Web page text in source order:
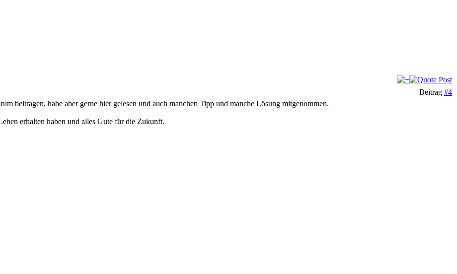
Beitrag #4
beitragen, habe aber gerne hier gelesen und auch manchen Tipp und manche Lösung mitgenommen.
erhalten haben und alles Gute für die Zukunft.